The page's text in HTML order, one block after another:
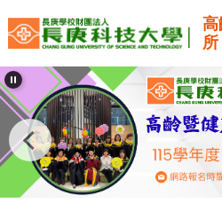
到
要
內
容
區
高
所